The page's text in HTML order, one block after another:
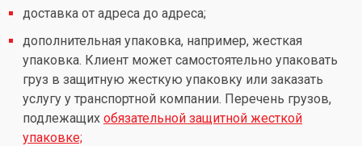
доставка от адреса до адреса;
дополнительная упаковка, например, жесткая
упаковка. Клиент может самостоятельно упаковать
груз в защитную жесткую упаковку или заказать
услугу у транспортной компании. Перечень грузов,
подлежащих обязательной защитной жесткой
упаковке;